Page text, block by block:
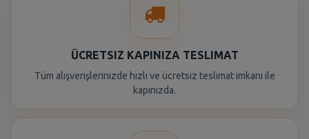
ÜCRETSIZ KAPINIZA TESLIMAT
Tüm alışverişlerinizde hızlı ve ücretsiz teslimat imkanı ile
kapınızda.